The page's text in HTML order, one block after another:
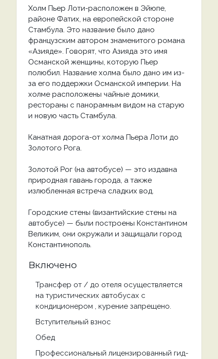
Холм Пьер Лоти-расположен в Эйюпе,
районе Фатих, на европейской стороне
Стамбула. Это название было дано
французским автором знаменитого романа
«Азияде». Говорят, что Азияда это имя
Османской женщины, которую Пьер
полюбил. Название холма было дано им из-
за его поддержки Османской империи. На
холме расположены чайные домики,
рестораны с панорамным видом на старую
и новую часть Стамбула.
Канатная дорога-от холма Пьера Лоти до
Золотого Рога.
Золотой Рог (на автобусе) — это издавна
природная гавань города, а также
излюбленная встреча сладких вод.
Городские стены (византийские стены на
автобусе) — были построены Константином
Великим, они окружали и защищали город
Константинополь.
Включено
Трансфер от / до отеля осуществляется
на туристических автобусах с
кондиционером , курение запрещено.
Вступительный взнос
Обед
Профессиональный лицензированный гид-